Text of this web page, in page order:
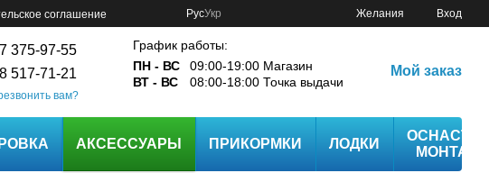
соглашение РусУкр Желания Вход
375-97-55
517-71-21
вам?
График работы:
ПН - ВС
09:00-19:00 Магазин
ВТ - ВС
08:00-18:00 Точка выдачи
Мой заказ
АКСЕССУАРЫ ПРИКОРМКИ ЛОДКИ
ОСНАСТКА
МОНТАЖ